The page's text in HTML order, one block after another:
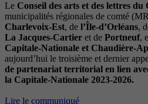
Le Conseil des arts et des lettres du
municipalités régionales de comté
Charlevoix-Est, de l’Île-d’Orléans,
La Jacques-Cartier et de Portneuf,
Capitale-Nationale et Chaudière-
aujourd’hui le troisième et dernier
de partenariat territorial en lien
la Capitale-Nationale 2023-2026.
Lire le communiqué